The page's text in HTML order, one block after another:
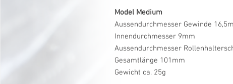
Model Medium
Aussendurchmesser Gewinde
Innendurchmesser 9mm
Aussendurchmesser
Gesamtlänge 101mm
Gewicht ca. 25g